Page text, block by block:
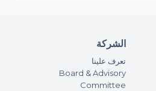
الشركة
تعرف علينا
Board & Advisory
Committee